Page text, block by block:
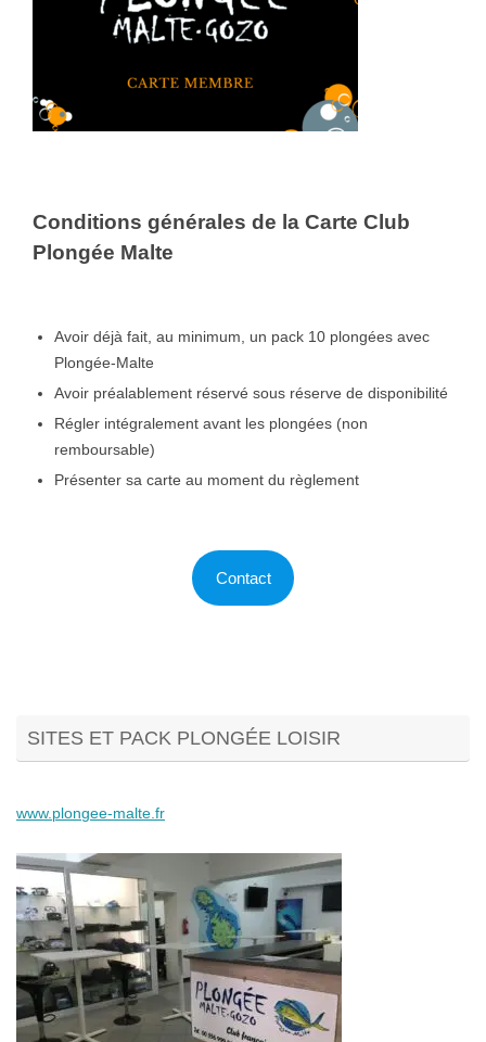
Conditions générales de la Carte Club
Plongée Malte
Avoir déjà fait, au minimum, un pack 10 plongées avec
Plongée-Malte
Avoir préalablement réservé sous réserve de disponibilité
Régler intégralement avant les plongées (non
remboursable)
Présenter sa carte au moment du règlement
Contact
SITES ET PACK PLONGÉE LOISIR
www.plongee-malte.fr